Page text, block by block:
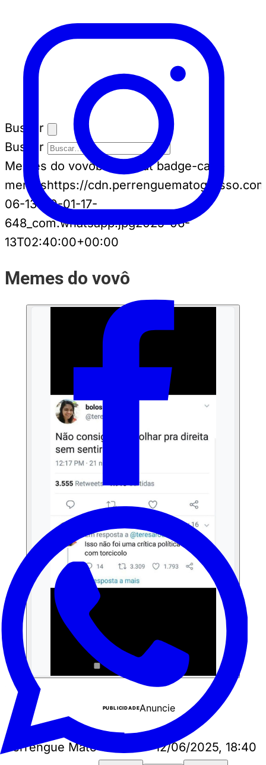
Buscar
Buscar
Memes do vovôbadge-cat badge-cat--
memeshttps://
06-13-00-01-17-
648_com.whatsapp.jpg2025-06-
13T02:40:00+00:00
Memes do vovô
PUBLICIDADEAnuncie
Perrengue Mato Grosso • 12/06/2025, 18:40